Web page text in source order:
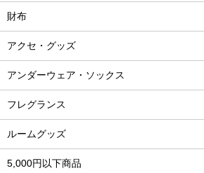
財布
アクセ・グッズ
アンダーウェア・ソックス
フレグランス
ルームグッズ
5,000円以下商品